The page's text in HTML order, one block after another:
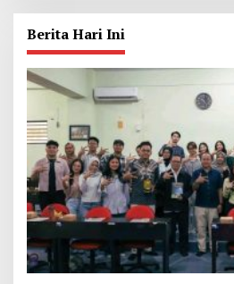
Berita Hari Ini